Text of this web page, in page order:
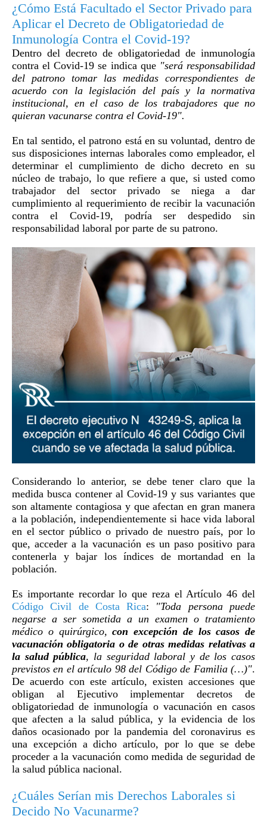
¿Cómo Está Facultado el Sector Privado para
Aplicar el Decreto de Obligatoriedad de
Inmunología Contra el Covid-19?
Dentro del decreto de obligatoriedad de inmunología
contra el Covid-19 se indica que "será responsabilidad
del patrono tomar las medidas correspondientes de
acuerdo con la legislación del país y la normativa
institucional, en el caso de los trabajadores que no
quieran vacunarse contra el Covid-19".
En tal sentido, el patrono está en su voluntad, dentro de
sus disposiciones internas laborales como empleador, el
determinar el cumplimiento de dicho decreto en su
núcleo de trabajo, lo que refiere a que, si usted como
trabajador del sector privado se niega a dar
cumplimiento al requerimiento de recibir la vacunación
contra el Covid-19, podría ser despedido sin
responsabilidad laboral por parte de su patrono.
Considerando lo anterior, se debe tener claro que la
medida busca contener al Covid-19 y sus variantes que
son altamente contagiosa y que afectan en gran manera
a la población, independientemente si hace vida laboral
en el sector público o privado de nuestro país, por lo
que, acceder a la vacunación es un paso positivo para
contenerla y bajar los índices de mortandad en la
población.
Es importante recordar lo que reza el Artículo 46 del
Código Civil de Costa Rica: "Toda persona puede
negarse a ser sometida a un examen o tratamiento
médico o quirúrgico,con excepción de los casos de
vacunación obligatoria o de otras medidas relativas a
la salud pública, la seguridad laboral y de los casos
previstos en el artículo 98 del Código de Familia (…)".
De acuerdo con este artículo, existen accesiones que
obligan al Ejecutivo implementar decretos de
obligatoriedad de inmunología o vacunación en casos
que afecten a la salud pública, y la evidencia de los
daños ocasionado por la pandemia del coronavirus es
una excepción a dicho artículo, por lo que se debe
proceder a la vacunación como medida de seguridad de
la salud pública nacional.
¿Cuáles Serían mis Derechos Laborales si
Decido No Vacunarme?